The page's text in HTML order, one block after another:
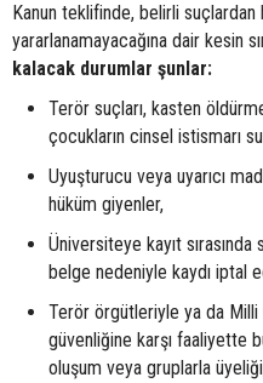
Kanun teklifinde, belirli
yararlanamayacağına dair kesin
kalacak durumlar şunlar:
Terör suçları, kasten
çocukların cinsel istismarı
Uyuşturucu veya uyarıcı
hüküm giyenler,
Üniversiteye kayıt
belge nedeniyle kaydı iptal
Terör örgütleriyle ya da Milli
güvenliğine karşı faaliyette
oluşum veya gruplarla